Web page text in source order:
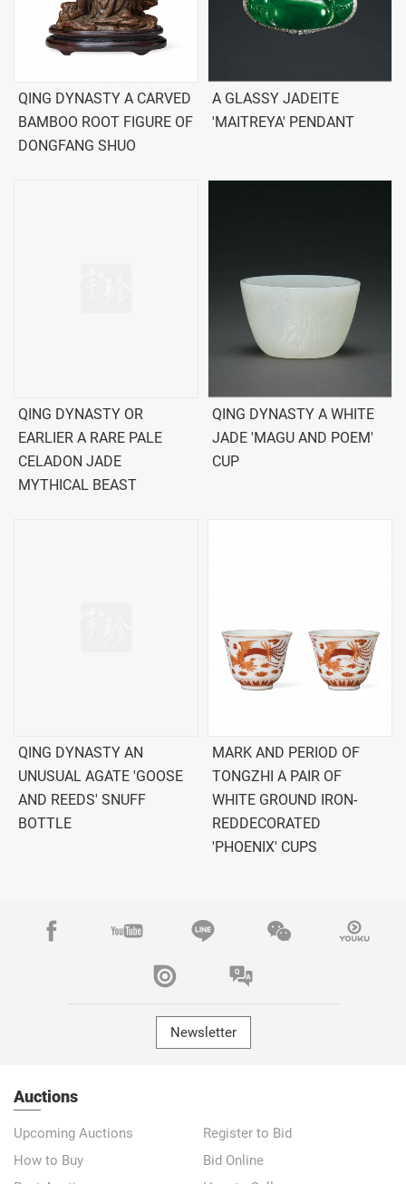
QING DYNASTY A CARVED
BAMBOO ROOT FIGURE OF
DONGFANG SHUO
A GLASSY JADEITE
'MAITREYA' PENDANT
QING DYNASTY OR
EARLIER A RARE PALE
CELADON JADE
MYTHICAL BEAST
QING DYNASTY A WHITE
JADE 'MAGU AND POEM'
CUP
QING DYNASTY AN
UNUSUAL AGATE 'GOOSE
AND REEDS' SNUFF
BOTTLE
MARK AND PERIOD OF
TONGZHI A PAIR OF
WHITE GROUND IRON-
REDDECORATED
'PHOENIX' CUPS
Newsletter
Auctions
Upcoming Auctions
Register to Bid
How to Buy
Bid Online